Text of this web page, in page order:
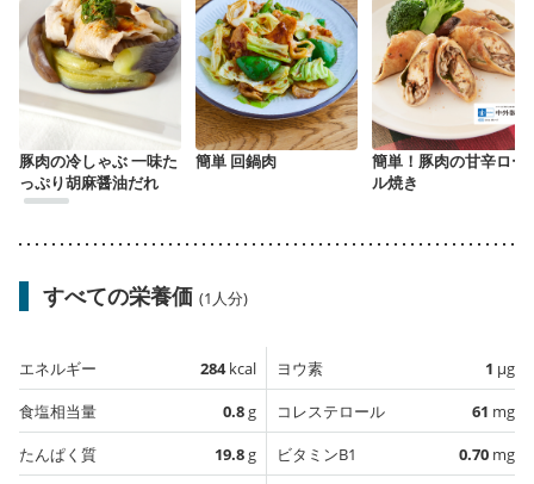
豚肉の冷しゃぶ 一味た
っぷり胡麻醤油だれ
簡単 回鍋肉
簡単！豚肉の甘辛ロー
ル焼き
すべての栄養価 (1人分)
エネルギー 284kcal
食塩相当量
0.8g
たんぱく質
19.8g
ヨウ素 1 µg
コレステロール
61 mg
ビタミンB1
0.70 mg